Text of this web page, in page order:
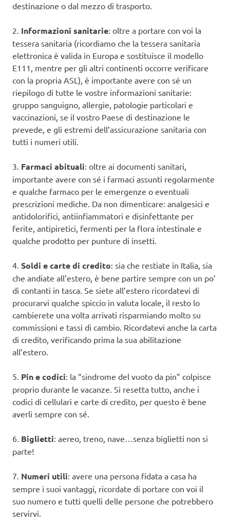
destinazione o dal mezzo di trasporto.
2. Informazioni sanitarie: oltre a portare con voi la
tessera sanitaria (ricordiamo che la tessera sanitaria
elettronica è valida in Europa e sostituisce il modello
E111, mentre per gli altri continenti occorre verificare
con la propria ASL), è importante avere con sé un
riepilogo di tutte le vostre informazioni sanitarie:
gruppo sanguigno, allergie, patologie particolari e
vaccinazioni, se il vostro Paese di destinazione le
prevede, e gli estremi dell’assicurazione sanitaria con
tutti i numeri utili.
3. Farmaci abituali: oltre ai documenti sanitari,
importante avere con sé i farmaci assunti regolarmente
e qualche farmaco per le emergenze o eventuali
prescrizioni mediche. Da non dimenticare: analgesici e
antidolorifici, antiinfiammatori e disinfettante per
ferite, antipiretici, fermenti per la flora intestinale e
qualche prodotto per punture di insetti.
4. Soldi e carte di credito: sia che restiate in Italia, sia
che andiate all’estero, è bene partire sempre con un po’
di contanti in tasca. Se siete all’estero ricordatevi di
procurarvi qualche spiccio in valuta locale, il resto lo
cambierete una volta arrivati risparmiando molto su
commissioni e tassi di cambio. Ricordatevi anche la carta
di credito, verificando prima la sua abilitazione
all’estero.
5. Pin e codici: la “sindrome del vuoto da pin” colpisce
proprio durante le vacanze. Si resetta tutto, anche i
codici di cellulari e carte di credito, per questo è bene
averli sempre con sé.
6. Biglietti: aereo, treno, nave…senza biglietti non si
parte!
7. Numeri utili: avere una persona fidata a casa ha
sempre i suoi vantaggi, ricordate di portare con voi il
suo numero e tutti quelli delle persone che potrebbero
servirvi.